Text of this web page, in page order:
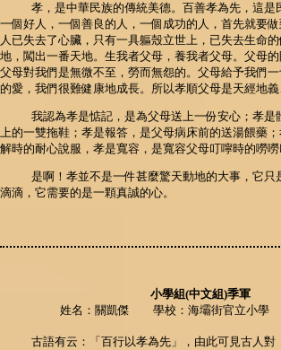
孝，是中華民族的傳統美德。百善孝為先，這是
一個好人，一個善良的人，一個成功的人，首先就要
人已失去了心臟，只有一具軀殼立世上，已失去生命
地，闖出一番天地。生我者父母，養我者父母。父母的
父母對我們是無微不至，勞而無怨的。父母給予我們
的愛，我們很難健康地成長。所以孝順父母是天經地義
我認為孝是惦記，是為父母送上一份安心；孝是
上的一雙拖鞋；孝是報答，是父母病床前的送湯餵藥
解時的耐心說服，孝是寬容，是寬容父母叮嚀時的嘮
是啊！孝並不是一件甚麼驚天動地的大事，它只
滴滴，它需要的是一顆真誠的心。
小學組(中文組)季軍
姓名：關凱傑 學校：海壩街官立小
古語有云：「百行以孝為先」，由此可見古人對